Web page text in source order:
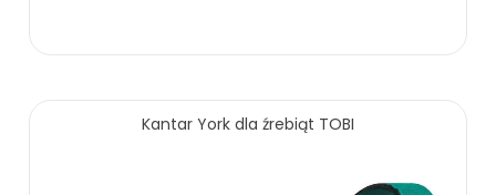
Kantar York dla źrebiąt TOBI